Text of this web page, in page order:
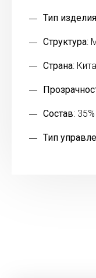
Тип изделия
Структура:
Страна:
Состав:
Тип